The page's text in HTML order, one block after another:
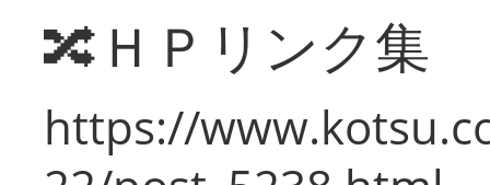
🔀ＨＰリンク集
https://